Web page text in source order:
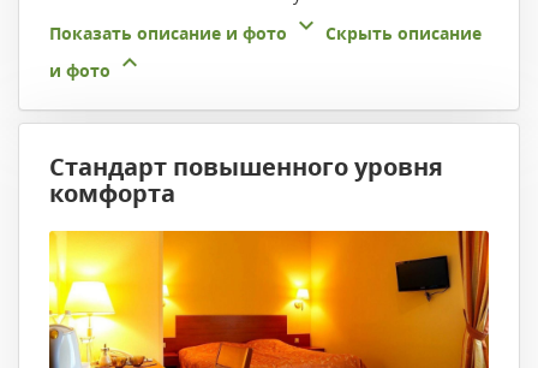
Показать описание и фото
Скрыть описание
и фото
Стандарт повышенного уровня
комфорта